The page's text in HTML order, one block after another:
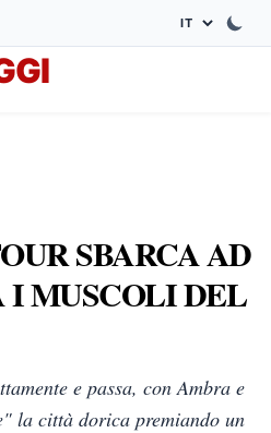
SBARCA AD
I MUSCOLI DEL
e passa, con Ambra e
la città dorica premiando un